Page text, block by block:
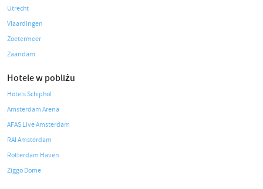
Utrecht
Vlaardingen
Zoetermeer
Zaandam
Hotele w pobliżu
Hotels Schiphol
Amsterdam Arena
AFAS Live Amsterdam
RAI Amsterdam
Rotterdam Haven
Ziggo Dome